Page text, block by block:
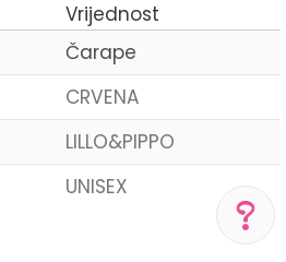
Vrijednost
Čarape
CRVENA
LILLO&PIPPO
UNISEX